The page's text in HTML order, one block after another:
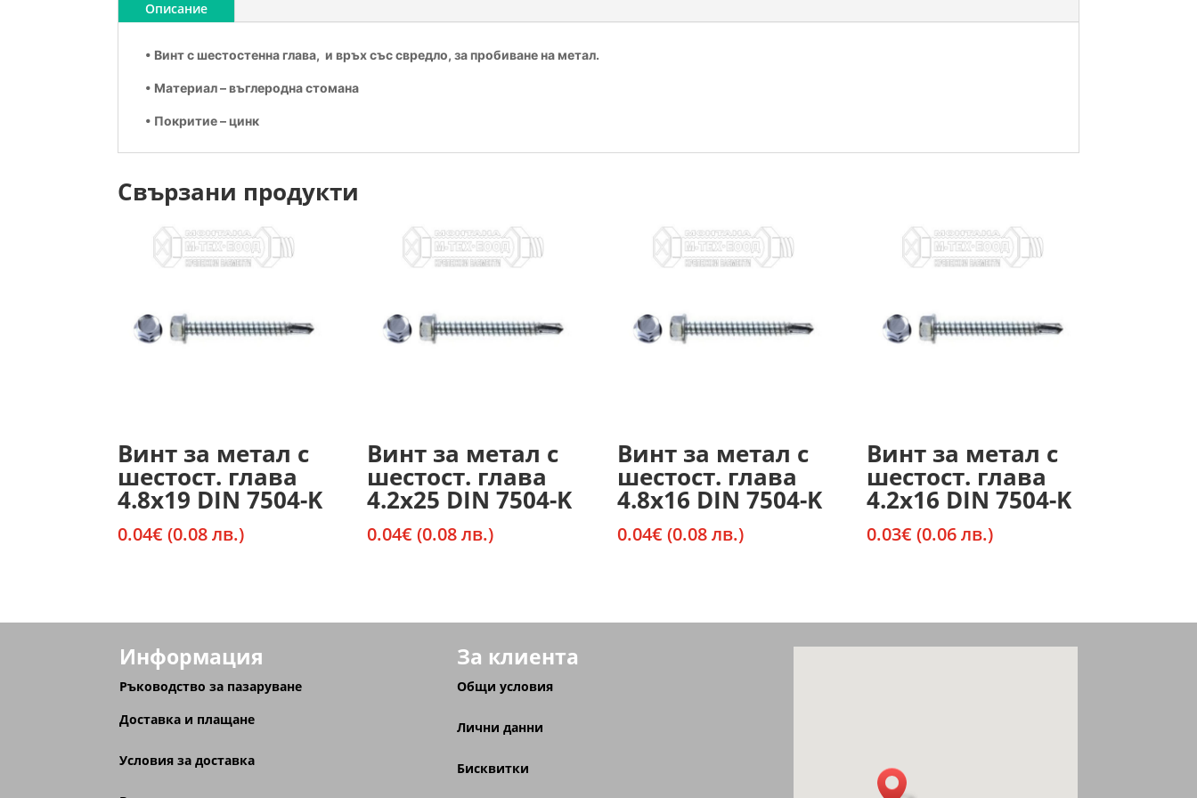
Описание
• Винт с шестостенна глава, и връх със свредло, за пробиване на метал.
• Материал – въглеродна стомана
• Покритие – цинк
Свързани продукти
Винт за метал с
шестост. глава
4.8х19 DIN 7504-K
0.04€ (0.08 лв.)
Винт за метал с
шестост. глава
4.2х25 DIN 7504-K
0.04€ (0.08 лв.)
Винт за метал с
шестост. глава
4.8х16 DIN 7504-K
0.04€ (0.08 лв.)
Винт за метал с
шестост. глава
4.2х16 DIN 7504-K
0.03€ (0.06 лв.)
Информация
Ръководство за пазаруване
Доставка и плащане
Условия за доставка
За клиента
Общи условия
Лични данни
Бисквитки